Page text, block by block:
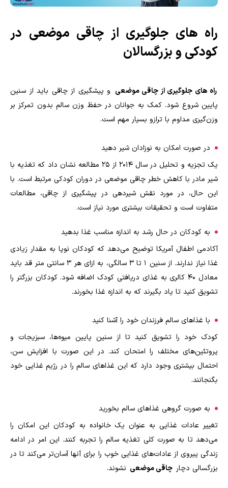
راه های جلوگیری از چاقی موضعی در
کودکی و بزرگسالان
راه های جلوگیری از چاقی موضعی و پیشگیری از چاقی باید از سنین
پایین شروع ‌شود. کمک به جوانان در حفظ وزن سالم بدون تمرکز بر
وزن‌گیری مداوم با ترازو بسیار مهم است.
در صورت امکان به نوزادان شیر دهید
یک تجزیه و تحلیل در سال 2014 از 25 مطالعه نشان داد که تغذیه با
شیر مادر با کاهش خطر چاقی موضعی در دوران کودکی مرتبط است. با
این حال، در مورد نقش شیردهی در پیشگیری از چاقی، مطالعات
متفاوت است و تحقیقات بیشتری مورد نیاز است.
به کودکان در حال رشد به اندازه مناسب غذا بدهید
آکادمی اطفال آمریکا توضیح می‌دهد که کودکان نوپا به مقدار زیادی
غذا نیاز ندارند. از سنین 1 تا 3 سالگی، به ازای هر 3 سانتی متر قد باید
معادل 40 کالری به غذای دریافتی کودک اضافه شود. کودکان بزرگتر را
تشویق کنید تا یاد بگیرند که به اندازه غذا بخورند.
با غذاهای سالم فرزندان خود را آشنا کنید
کودک خود را تشویق کنید تا از سنین پایین میوه‌ها، سبزیجات و
پروتئین‌های مختلف را امتحان کند. در این صورت با افزایش سن،
احتمال بیشتری وجود دارد که این غذاهای سالم را در رژیم غذایی خود
بگنجانند.
به صورت گروهی غذاهای سالم بخورید
تغییر عادات غذایی به عنوان یک خانواده به کودکان این امکان را
می‌دهد تا به صورت کلی تغذیه سالم را تجربه کنند. این امر در ادامه
زندگی پیروی از عادات‌های غذایی خوب را برای آنها آسان‌تر می‌کند تا در
بزرگسالی دچار چاقی موضعی نشوند.